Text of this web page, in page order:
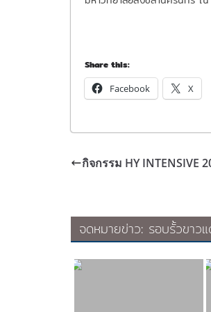
Share this:
Facebook X
กิจกรรม HY INTENSIVE
จดหมายข่าว: รอบรั้วขาว